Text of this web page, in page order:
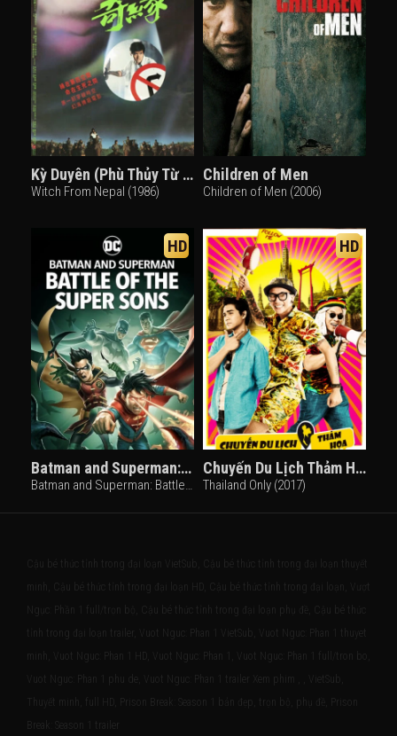
Kỳ Duyên (Phù Thủy Từ Nepal)
Witch From Nepal (1986)
Children of Men
Children of Men (2006)
HD
Batman and Superman: Battle of the Super Sons
Batman and Superman: Battle of the Super Sons (2022)
HD
Chuyến Du Lịch Thảm Họa
Thailand Only (2017)
Cậu bé thức tỉnh trong đại loạn VietSub, Cậu bé thức tỉnh trong đại loạn thuyết
minh, Cậu bé thức tỉnh trong đại loạn HD, Cậu bé thức tỉnh trong đại loạn, Vượt
Ngục: Phần 1 full/trọn bộ, Cậu bé thức tỉnh trong đại loạn phụ đề, Cậu bé thức
tỉnh trong đại loạn trailer, Vuot Nguc: Phan 1 VietSub, Vuot Nguc: Phan 1 thuyet
minh, Vuot Nguc: Phan 1 HD, Vuot Nguc: Phan 1, Vuot Nguc: Phan 1 full/tron bo,
Vuot Nguc: Phan 1 phu de, Vuot Nguc: Phan 1 trailer Xem phim , , VietSub,
Thuyết minh, full HD, Prison Break: Season 1 bản đẹp, trọn bộ, phụ đề, Prison
Break: Season 1 trailer